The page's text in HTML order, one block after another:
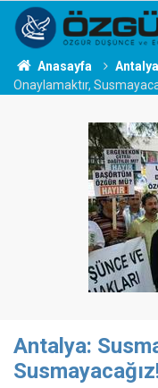
Anasayfa Antalya
Onaylamaktır,
Antalya: